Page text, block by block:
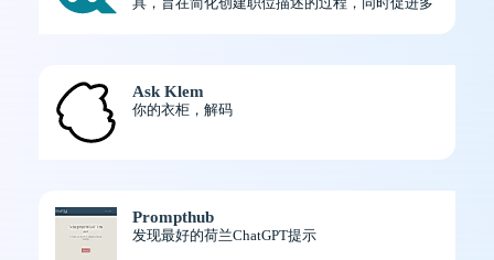
具，旨在简化创建职位描述的过程，同时促进多
Ask Klem
你的衣柜，解码
Prompthub
发现最好的荷兰ChatGPT提示